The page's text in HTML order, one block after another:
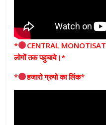
*
CENTRAL
लोगों तक पहुचाये।*
*
हजारो ग्रुपो का लिंक*